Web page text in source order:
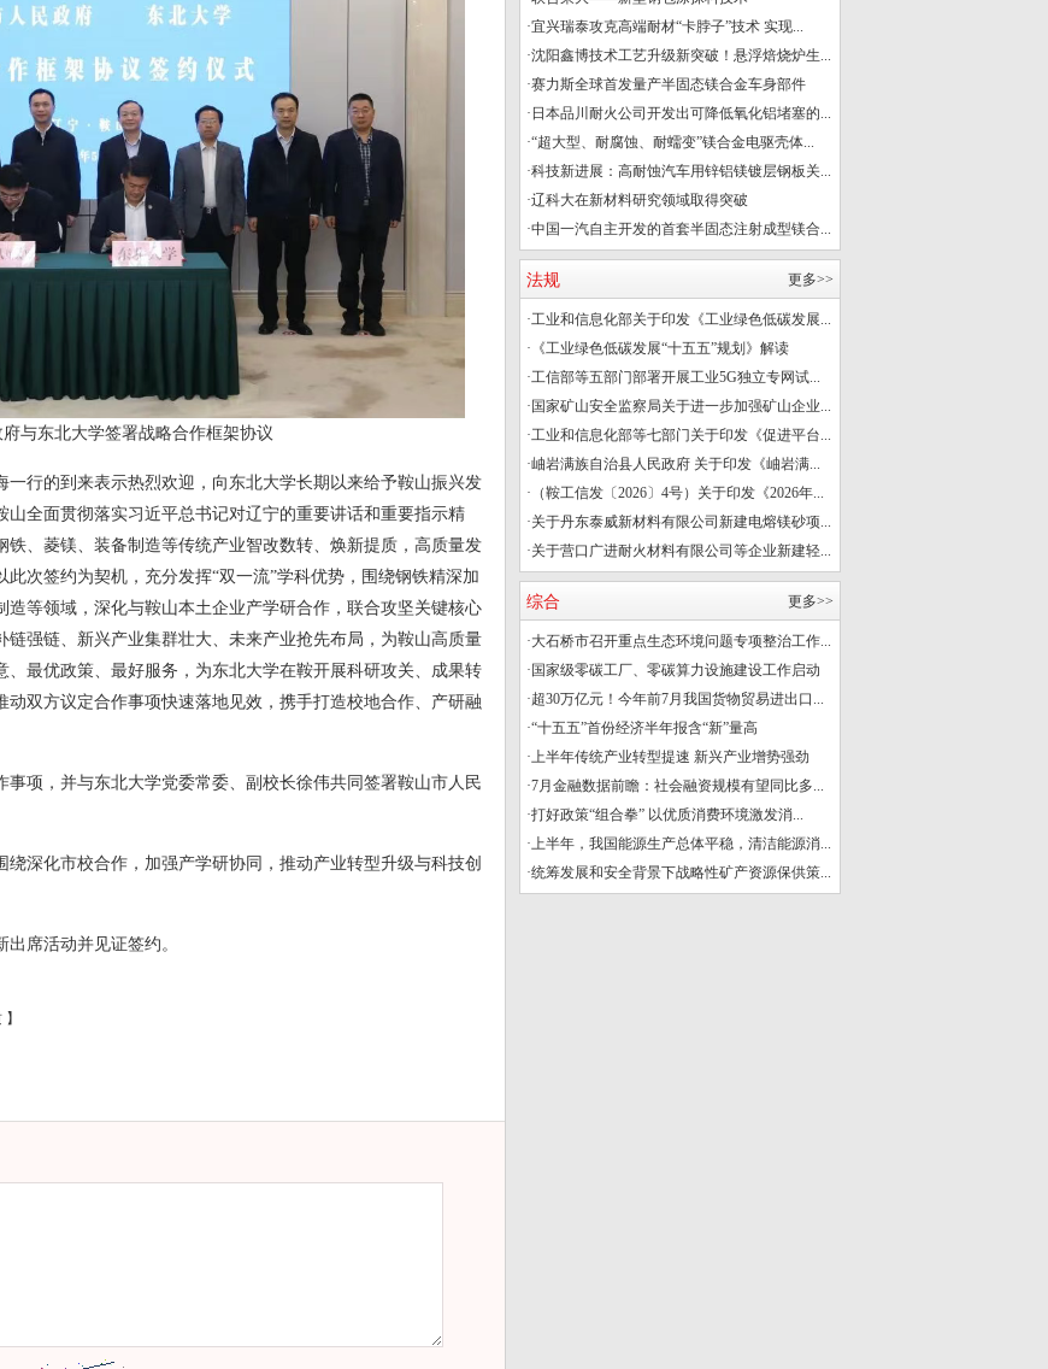
与东北大学签署战略合作框架协议
行的到来表示热烈欢迎，向东北大学长期以来给予鞍山振兴发
全面贯彻落实习近平总书记对辽宁的重要讲话和重要指示精
、菱镁、装备制造等传统产业智改数转、焕新提质，高质量发
次签约为契机，充分发挥“双一流”学科优势，围绕钢铁精深加
等领域，深化与鞍山本土企业产学研合作，联合攻坚关键核心
强链、新兴产业集群壮大、未来产业抢先布局，为鞍山高质量
最优政策、最好服务，为东北大学在鞍开展科研攻关、成果转
双方议定合作事项快速落地见效，携手打造校地合作、产研融
项，并与东北大学党委常委、副校长徐伟共同签署鞍山市人民
深化市校合作，加强产学研协同，推动产业转型升级与科技创
席活动并见证签约。
】
·宜兴瑞泰攻克高端耐材“卡脖子”技术 实现...
·沈阳鑫博技术工艺升级新突破！悬浮焙烧炉生...
·赛力斯全球首发量产半固态镁合金车身部件
· 日本品川耐火公司开发出可降低氧化铝堵塞的...
·“超大型、耐腐蚀、耐蠕变”镁合金电驱壳体...
·科技新进展：高耐蚀汽车用锌铝镁镀层钢板关...
·辽科大在新材料研究领域取得突破
·中国一汽自主开发的首套半固态注射成型镁合...
法规 更多>>
·工业和信息化部关于印发《工业绿色低碳发展...
· 《工业绿色低碳发展“十五五”规划》解读
·工信部等五部门部署开展工业5G独立专网试...
· 国家矿山安全监察局关于进一步加强矿山企业...
·工业和信息化部等七部门关于印发《促进平台...
·岫岩满族自治县人民政府 关于印发《岫岩满...
· （鞍工信发〔2026〕4号）关于印发《2026年...
·关于丹东泰威新材料有限公司新建电熔镁砂项...
·关于营口广进耐火材料有限公司等企业新建轻...
综合 更多>>
·大石桥市召开重点生态环境问题专项整治工作...
· 国家级零碳工厂、零碳算力设施建设工作启动
·超30万亿元！今年前7月我国货物贸易进出口...
·“十五五”首份经济半年报含“新”量高
·上半年传统产业转型提速 新兴产业增势强劲
·7月金融数据前瞻：社会融资规模有望同比多...
·打好政策“组合拳” 以优质消费环境激发消...
·上半年，我国能源生产总体平稳，清洁能源消...
·统筹发展和安全背景下战略性矿产资源保供策...